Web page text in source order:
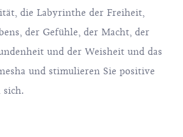
die Labyrinthe der Freiheit,
der Gefühle, der Macht, der
und der Weisheit und das
und stimulieren Sie positive
sich.